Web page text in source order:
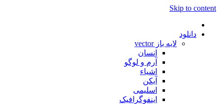
Skip to content
دانلود
لایه باز vector
انسان
آرم و لوگو
اشیاء
آیکن
اسلیمی
اینفوگرافیک